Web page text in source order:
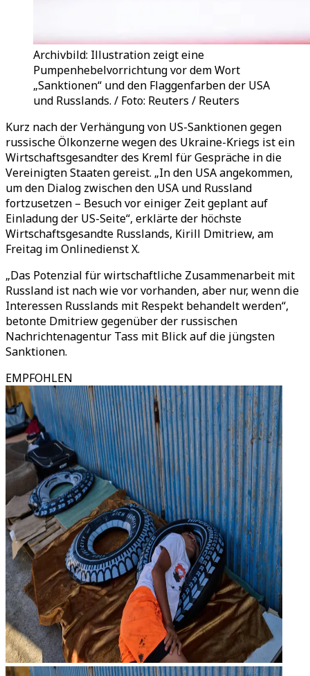
Archivbild: Illustration zeigt eine
Pumpenhebelvorrichtung vor dem Wort
„Sanktionen“ und den Flaggenfarben der USA
und Russlands. / Foto: Reuters / Reuters
Kurz nach der Verhängung von US-Sanktionen gegen
russische Ölkonzerne wegen des Ukraine-Kriegs ist ein
Wirtschaftsgesandter des Kreml für Gespräche in die
Vereinigten Staaten gereist. „In den USA angekommen,
um den Dialog zwischen den USA und Russland
fortzusetzen – Besuch vor einiger Zeit geplant auf
Einladung der US-Seite“, erklärte der höchste
Wirtschaftsgesandte Russlands, Kirill Dmitriew, am
Freitag im Onlinedienst X.
„Das Potenzial für wirtschaftliche Zusammenarbeit mit
Russland ist nach wie vor vorhanden, aber nur, wenn die
Interessen Russlands mit Respekt behandelt werden“,
betonte Dmitriew gegenüber der russischen
Nachrichtenagentur Tass mit Blick auf die jüngsten
Sanktionen.
EMPFOHLEN